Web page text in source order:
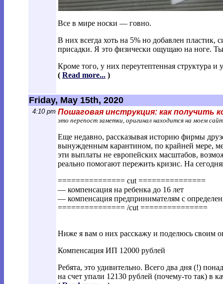
Все в мире носки — говно.
В них всегда хоть на 5% но добавлен пластик,
присадки. Я это физически ощущаю на ноге.
Кроме того, у них переутептенная структура и
( Read more... )
Friday, May 15th, 2020
4:10 pm Пошаговая инструкция: как получить
это перепост заметки, оригинал находится на моем
Еще недавно, рассказывая историю фирмы
вынужденным карантином, по крайней мере,
эти выплаты не европейских масштабов,
реально помогают пережить кризис. На
=============== cut ===============
— компенсация на ребенка до 16 лет
— компенсация предпринимателям с
=============== /cut ===============
Ниже я вам о них расскажу и поделюсь своим
Компенсация ИП 12000 рублей
Ребята, это удивительно. Всего два дня (!)
на счет упали 12130 рублей (почему-то так) в